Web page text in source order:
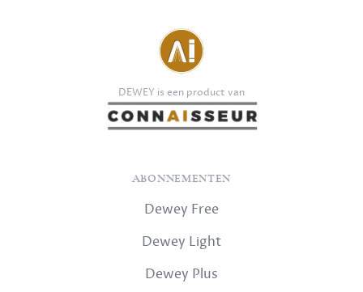
DEWEY is een product van
ABONNEMENTEN
Dewey Free
Dewey Light
Dewey Plus